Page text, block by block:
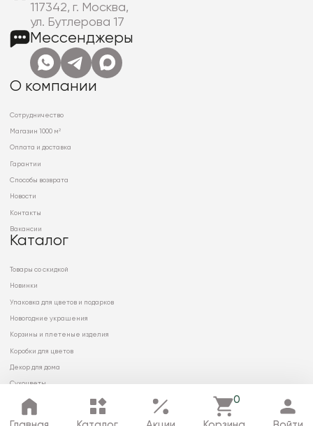
0
117342, г. Москва,
ул. Бутлерова 17
Мессенджеры
О компании
Сотрудничество
Магазин 1000 м²
Оплата и доставка
Гарантии
Способы возврата
Новости
Контакты
Вакансии
Каталог
Товары со скидкой
Новинки
Упаковка для цветов и подарков
Новогодние украшения
Корзины и плетеные изделия
Коробки для цветов
Декор для дома
Сухоцветы